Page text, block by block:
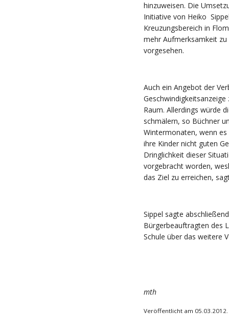
hinzuweisen. Die
Initiative von Heiko
Kreuzungsbereich in
mehr Aufmerksamkeit
vorgesehen.
Auch ein Angebot der
Raum. Allerdings würde
schmälern, so Büchner
Wintermonaten, wenn
ihre Kinder nicht guten
Dringlichkeit dieser
vorgebracht worden,
das Ziel zu erreichen,
Sippel sagte
Bürgerbeauftragten des
Schule über das weitere
mth
Veröffentlicht am 05.03.2012.